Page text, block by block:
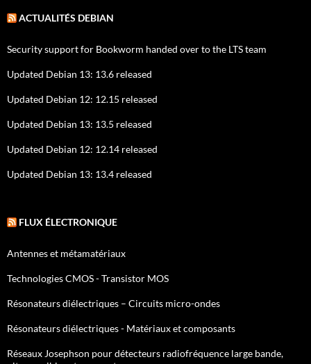
ACTUALITÉS DEBIAN
Security support for Bookworm handed over to the LTS team
Updated Debian 13: 13.6 released
Updated Debian 12: 12.15 released
Updated Debian 13: 13.5 released
Updated Debian 12: 12.14 released
Updated Debian 13: 13.4 released
FLUX ÉLECTRONIQUE
Antennes et métamatériaux
Technologies CMOS - Transistor MOS
Résonateurs diélectriques – Circuits micro-ondes
Résonateurs diélectriques - Matériaux et composants
Réseaux Josephson pour détecteurs radiofréquence large bande,